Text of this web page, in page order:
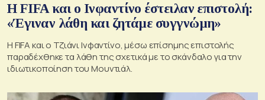
Η FIFA και ο Ινφαντίνο έστειλαν επιστολή:
«Έγιναν λάθη και ζητάμε συγγνώμη»
Η FIFA και ο Τζιάνι Ινφαντίνο, μέσω επίσημης επιστολής
παραδέχθηκε τα λάθη της σχετικά με το σκάνδαλο για την
ιδιωτικοποίηση του Μουντιάλ.